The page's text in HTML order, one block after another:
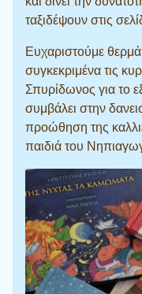
ταξιδέψουν στις
Ευχαριστούμε
συγκεκριμένα τις
Σπυρίδωνος για το
συμβάλει στην
προώθηση της
παιδιά του